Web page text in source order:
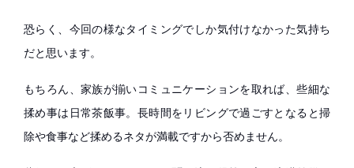
恐らく、今回の様なタイミングでしか気付けなかった気持ち
だと思います。
もちろん、家族が揃いコミュニケーションを取れば、些細な
揉め事は日常茶飯事。長時間をリビングで過ごすとなると掃
除や食事など揉めるネタが満載ですから否めません。